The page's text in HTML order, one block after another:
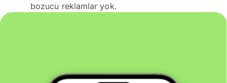
bozucu reklamlar yok.